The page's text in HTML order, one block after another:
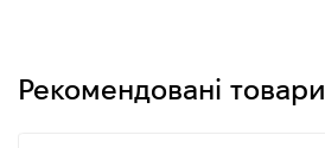
Рекомендовані товари